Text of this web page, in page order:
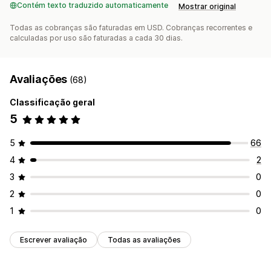
Contém texto traduzido automaticamente Mostrar original
Todas as cobranças são faturadas em USD. Cobranças recorrentes e
calculadas por uso são faturadas a cada 30 dias.
Avaliações (68)
Classificação geral
5
5
66
4
2
3
0
2
0
1
0
Escrever avaliação Todas as avaliações